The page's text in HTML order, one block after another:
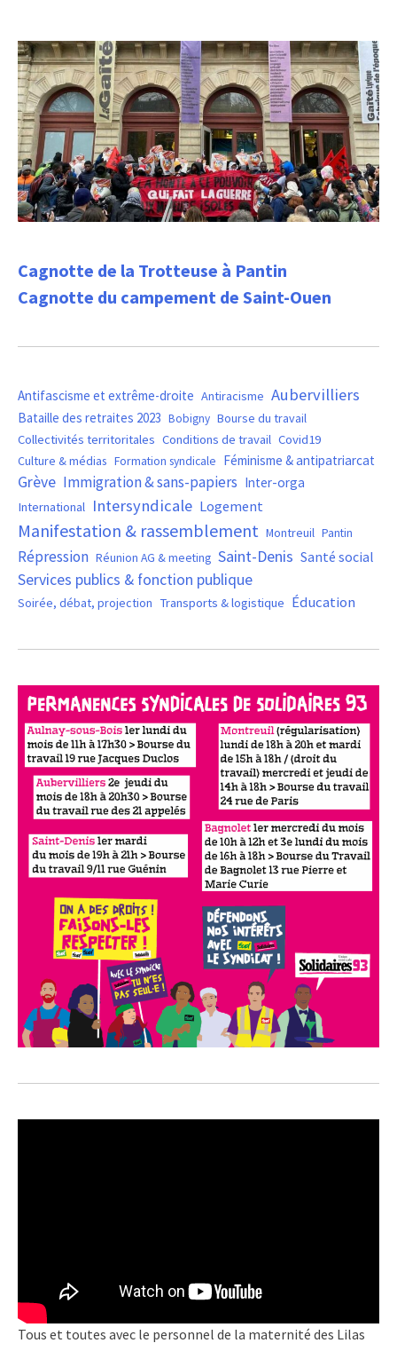
Cagnotte de la Trotteuse à Pantin
Cagnotte du campement de Saint-Ouen
Antifascisme et extrême-droite Antiracisme Aubervilliers
Bataille des retraites 2023 Bobigny Bourse du travail
Collectivités territoritales Conditions de travail Covid19
Culture & médias Formation syndicale Féminisme & antipatriarcat
Grève Immigration & sans-papiers Inter-orga
International Intersyndicale Logement
Manifestation & rassemblement Montreuil Pantin
Répression Réunion AG & meeting Saint-Denis Santé social
Services publics & fonction publique
Soirée, débat, projection Transports & logistique Éducation
Tous et toutes avec le personnel de la maternité des Lilas